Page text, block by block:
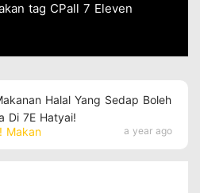
tag CPall 7 Eleven
Makan a year ago
Halal Yang Sedap Boleh
Di 7E Hatyai!